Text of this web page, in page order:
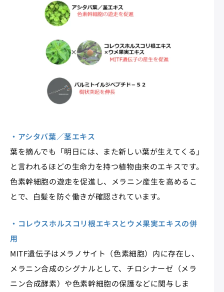
・アシタバ葉／茎エキス
葉を摘んでも「明日には、また新しい葉が生えてくる」
と言われるほどの生命力を持つ植物由来のエキスです。
色素幹細胞の遊走を促進し、メラニン産生を高めるこ
とで、白髪を防ぐ働きが確認されています。​
・コレウスホルスコリ根エキスとウメ果実エキスの併
用
MITF遺伝子はメラノサイト（色素細胞）内に存在し、
メラニン合成のシグナルとして、チロシナーゼ（メラ
ニン合成酵素）や色素幹細胞の保護などに関与しま